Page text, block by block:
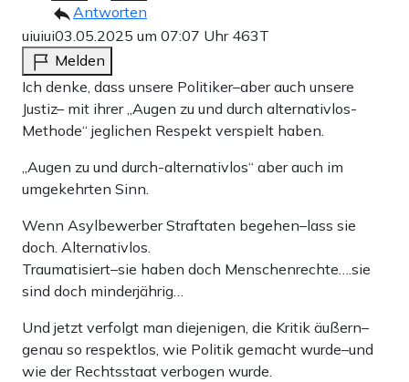
Antworten
uiuiui03.05.2025 um 07:07 Uhr 463T
Melden
Ich denke, dass unsere Politiker–aber auch unsere
Justiz– mit ihrer „Augen zu und durch alternativlos-
Methode“ jeglichen Respekt verspielt haben.
„Augen zu und durch-alternativlos“ aber auch im
umgekehrten Sinn.
Wenn Asylbewerber Straftaten begehen–lass sie
doch. Alternativlos.
Traumatisiert–sie haben doch Menschenrechte….sie
sind doch minderjährig…
Und jetzt verfolgt man diejenigen, die Kritik äußern–
genau so respektlos, wie Politik gemacht wurde–und
wie der Rechtsstaat verbogen wurde.